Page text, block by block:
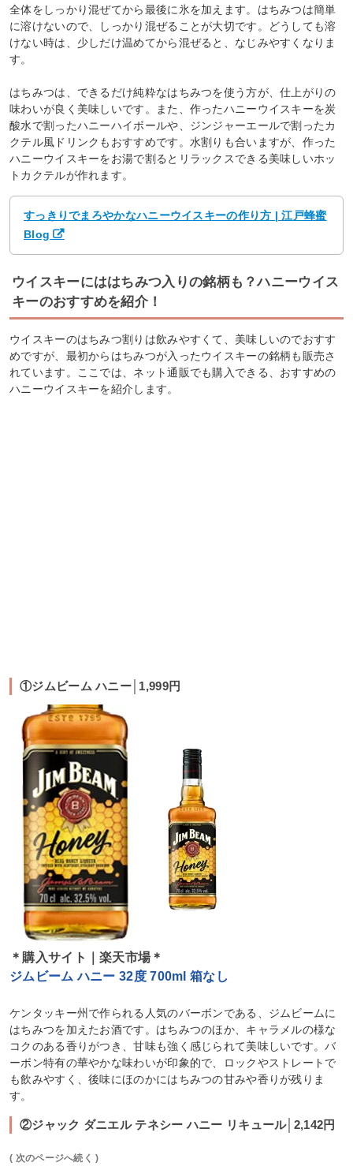
全体をしっかり混ぜてから最後に氷を加えます。はちみつは簡単
に溶けないので、しっかり混ぜることが大切です。どうしても溶
けない時は、少しだけ温めてから混ぜると、なじみやすくなりま
す。
はちみつは、できるだけ純粋なはちみつを使う方が、仕上がりの
味わいが良く美味しいです。また、作ったハニーウイスキーを炭
酸水で割ったハニーハイボールや、ジンジャーエールで割ったカ
クテル風ドリンクもおすすめです。水割りも合いますが、作った
ハニーウイスキーをお湯で割るとリラックスできる美味しいホッ
トカクテルが作れます。
すっきりでまろやかなハニーウイスキーの作り方 | 江戸蜂蜜
Blog
ウイスキーにははちみつ入りの銘柄も？ハニーウイス
キーのおすすめを紹介！
ウイスキーのはちみつ割りは飲みやすくて、美味しいのでおすす
めですが、最初からはちみつが入ったウイスキーの銘柄も販売さ
れています。ここでは、ネット通販でも購入できる、おすすめの
ハニーウイスキーを紹介します。
①ジムビーム ハニー│1,999円
＊購入サイト｜楽天市場＊
ジムビーム ハニー 32度 700ml 箱なし
ケンタッキー州で作られる人気のバーボンである、ジムビームに
はちみつを加えたお酒です。はちみつのほか、キャラメルの様な
コクのある香りがつき、甘味も強く感じられて美味しいです。バ
ーボン特有の華やかな味わいが印象的で、ロックやストレートで
も飲みやすく、後味にほのかにはちみつの甘みや香りが残りま
す。
②ジャック ダニエル テネシー ハニー リキュール│2,142円
( 次のページへ続く )